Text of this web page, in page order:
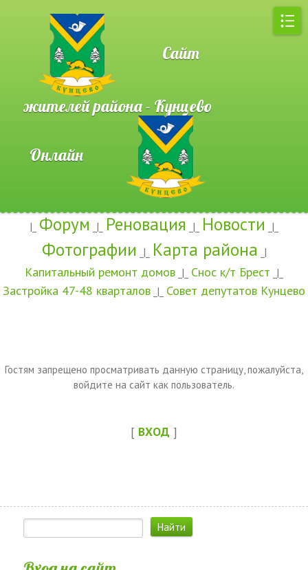
Сайт
жителей района - Кунцево
Онлайн
|_ Форум _|_ Реновация _|_ Новости _|_
Фотографии _|_ Карта района _|
Капитальный ремонт домов _|_ Снос к/т Брест _|_
Застройка 47-48 кварталов _|_ Совет депутатов Кунцево
Гостям запрещено просматривать данную страницу, пожалуйста,
войдите на сайт как пользователь.
[ ВХОД ]